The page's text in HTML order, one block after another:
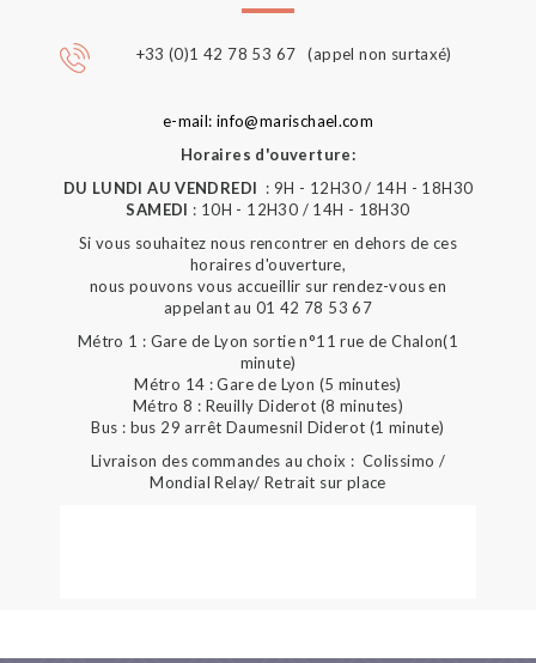
+33 (0)1 42 78 53 67 (appel non surtaxé)
e-mail: info@marischael.com
Horaires d'ouverture:
DU LUNDI AU VENDREDI : 9H - 12H30 / 14H - 18H30
SAMEDI : 10H - 12H30 / 14H - 18H30
Si vous souhaitez nous rencontrer en dehors de ces
horaires d'ouverture,
nous pouvons vous accueillir sur rendez-vous en
appelant au 01 42 78 53 67
Métro 1 : Gare de Lyon sortie n°11 rue de Chalon(1
minute)
Métro 14 : Gare de Lyon (5 minutes)
Métro 8 : Reuilly Diderot (8 minutes)
Bus : bus 29 arrêt Daumesnil Diderot (1 minute)
Livraison des commandes au choix : Colissimo /
Mondial Relay/ Retrait sur place